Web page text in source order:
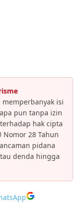
isi
pun tanpa izin
hak cipta
Nomor 28 Tahun
pidana
denda hingga